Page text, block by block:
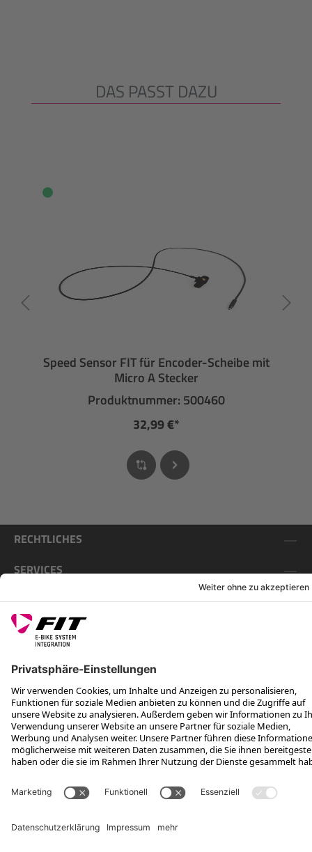
Produktgalerie überspringen
DAS PASST DAZU
Speed Sensor FIT für Encoder-Scheibe mit
Micro A Stecker
Produktnummer: 500460
32,99 €*
RECHTLICHES
SERVICES
FOLGE UNS AUF
*Unverbindliche Preisempfehlung inkl. MwSt. zzgl. Versandkosten